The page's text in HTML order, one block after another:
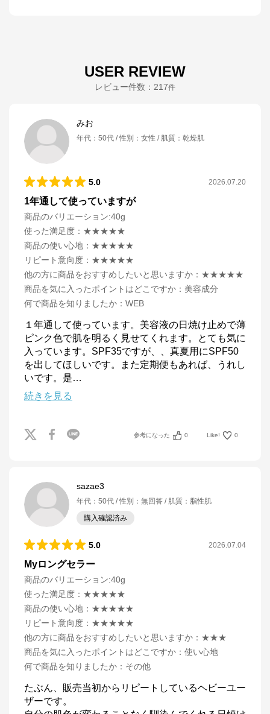
USER REVIEW
レビュー件数： 217件
みお
年代 ： 50代 性別 ： 女性 肌質 ： 乾燥肌
5.0 2026.07.20
1年通して使っていますが
商品のバリエーション:40g
使った満足度 ： ★★★★★
商品の使い心地 ： ★★★★★
リピート意向度 ： ★★★★★
他の方に商品をおすすめしたいと思いますか ： ★★★★★
商品を気に入ったポイントはどこですか ： 美容成分
何で商品を知りましたか ： WEB
１年通して使っています。美容液の日焼け止めで薄
ピンク色で肌を明るく見せてくれます。とても気に
入っています。SPF35ですが、、真夏用にSPF50
を出してほしいです。また定期便もあれば、うれし
いです。是…
続きを見る
参考になった 0 Like! 0
sazae3
年代 ： 50代 性別 ： 無回答 肌質 ： 脂性肌
購入確認済み
5.0 2026.07.04
Myロングセラー
商品のバリエーション:40g
使った満足度 ： ★★★★★
商品の使い心地 ： ★★★★★
リピート意向度 ： ★★★★★
他の方に商品をおすすめしたいと思いますか ： ★★★
商品を気に入ったポイントはどこですか ： 使い心地
何で商品を知りましたか ： その他
たぶん、販売当初からリピートしているヘビーユー
ザーです。